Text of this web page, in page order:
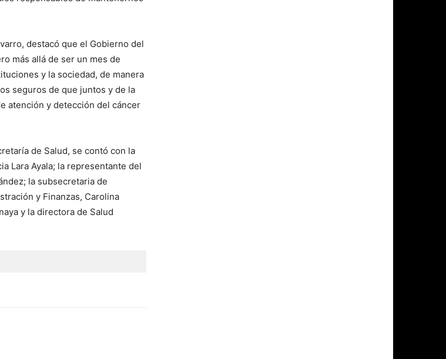
destacó que el Gobierno del
más allá de ser un mes de
y la sociedad, de manera
seguros de que juntos y de la
atención y detección del cáncer
de Salud, se contó con la
Lara Ayala; la representante del
la subsecretaria de
y Finanzas, Carolina
y la directora de Salud